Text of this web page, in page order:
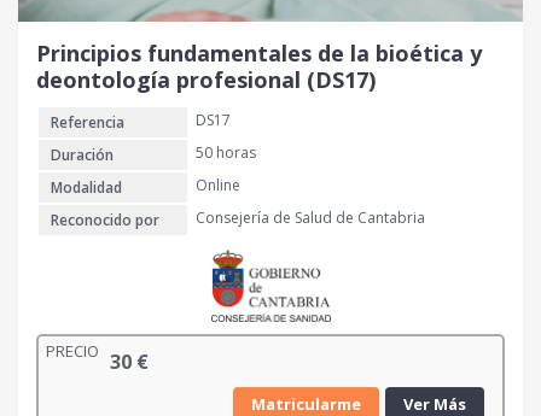
e
r
a
.
:
2
0
€
Principios fundamentales de la bioética y
deontología profesional (DS17)
Referencia
DS17
Duración
50 horas
Modalidad
Online
Reconocido por
Consejería de Salud de Cantabria
PRECIO 30 €
Matricularme Ver Más